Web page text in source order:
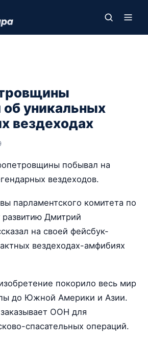
об уникальных
вездеходах
побывал на
вездеходов.
парламентского комитета по
Дмитрий
на своей фейсбук-
вездеходах-амфибиях
покорило весь мир
до Южной Америки и Азии.
ООН для
спасательных операций.